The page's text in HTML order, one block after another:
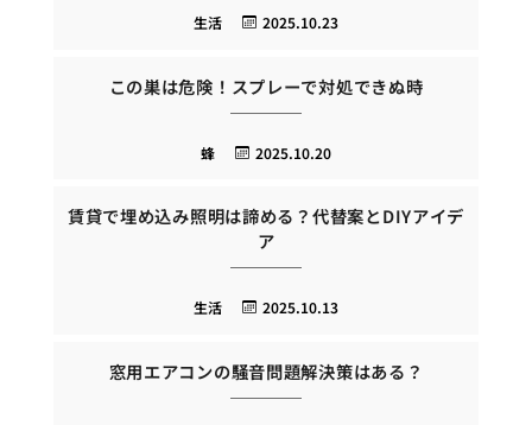
2025.10.23
生活
この巣は危険！スプレーで対処できぬ時
2025.10.20
蜂
賃貸で埋め込み照明は諦める？代替案とDIYアイデ
ア
2025.10.13
生活
窓用エアコンの騒音問題解決策はある？